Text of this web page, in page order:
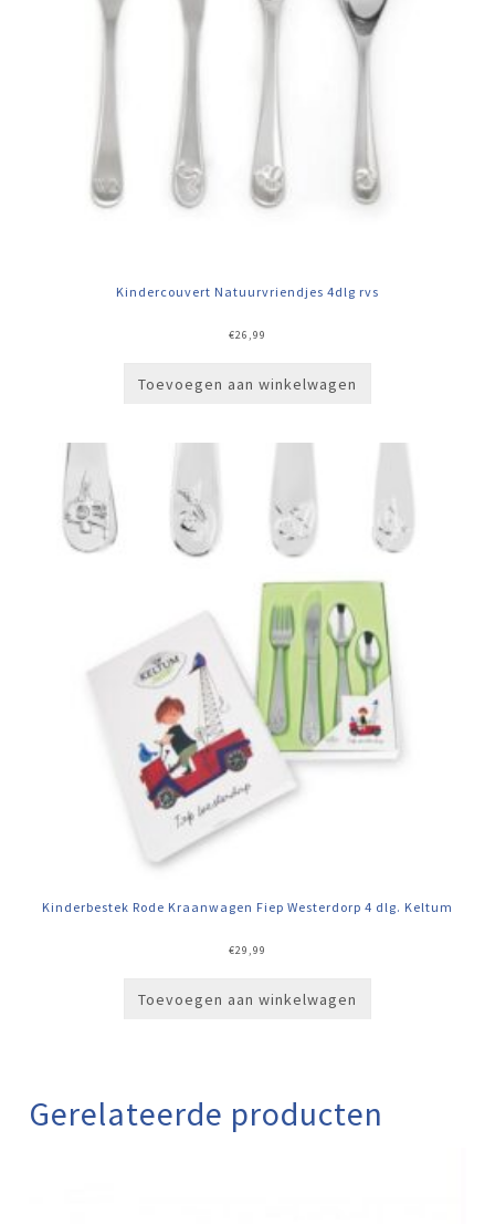
Kindercouvert Natuurvriendjes 4dlg rvs
€26,99
Toevoegen aan winkelwagen
Kinderbestek Rode Kraanwagen Fiep Westerdorp 4 dlg. Keltum
€29,99
Toevoegen aan winkelwagen
Gerelateerde producten